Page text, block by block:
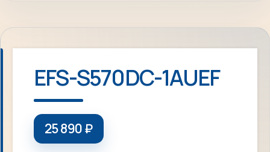
EFS-S570DC-1AUEF
25 890₽